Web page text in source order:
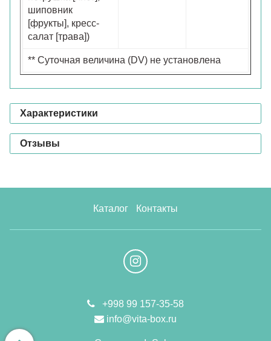
шиповник
[фрукты], кресс-
салат [трава])
** Суточная величина (DV) не установлена
Характеристики
Отзывы
Каталог Контакты
+998 99 157-35-58
info@vita-box.ru